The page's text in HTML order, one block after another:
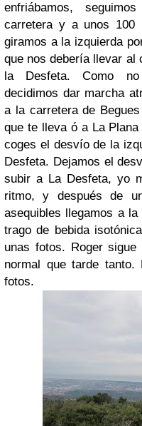
enfriábamos,
carretera y a unos 100
giramos a la izquierda
que nos debería llevar al
la Desfeta. Como no
decidimos dar marcha
a la carretera de
que te lleva ó a La
coges el desvío de la
Desfeta. Dejamos el
subir a La Desfeta, yo
ritmo, y después de
asequibles llegamos a
trago de bebida
unas fotos. Roger
normal que tarde tanto.
fotos.